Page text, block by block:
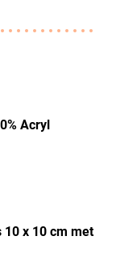
Acryl
10 x 10 cm met